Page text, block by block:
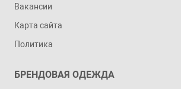
Вакансии
Карта сайта
Политика
БРЕНДОВАЯ ОДЕЖДА